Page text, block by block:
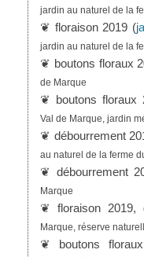
jardin au naturel de la
❦ floraison 2019 (
jardin au naturel de la
❦ boutons floraux
de Marque
❦ boutons floraux
Val de Marque, jardin
❦ débourrement
au naturel de la ferme
❦ débourrement
Marque
❦ floraison 2019,
Marque, réserve
❦ boutons